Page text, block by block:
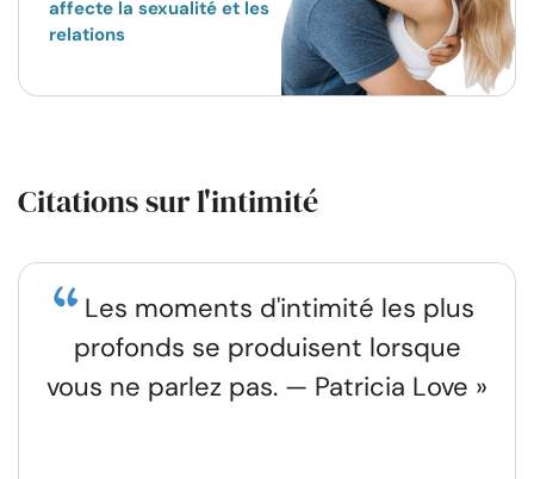
affecte la sexualité et les
relations
Citations sur l'intimité
Les moments d'intimité les plus
profonds se produisent lorsque
vous ne parlez pas. — Patricia Love »